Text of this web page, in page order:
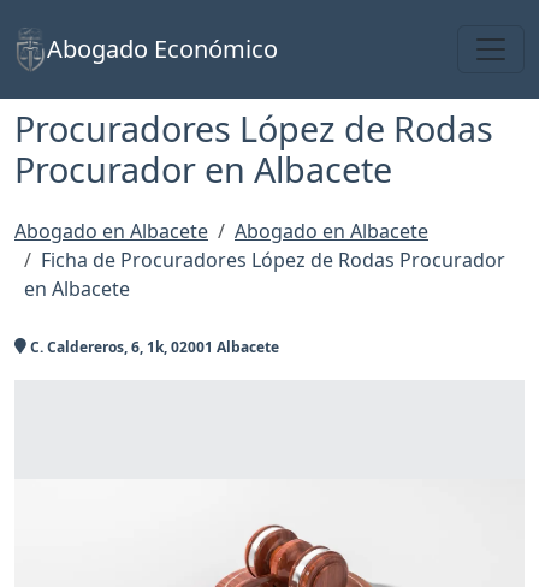
Abogado Económico
Procuradores López de Rodas
Procurador en Albacete
Abogado en Albacete
Abogado en Albacete
Ficha de Procuradores López de Rodas Procurador
en Albacete
C. Caldereros, 6, 1k, 02001 Albacete